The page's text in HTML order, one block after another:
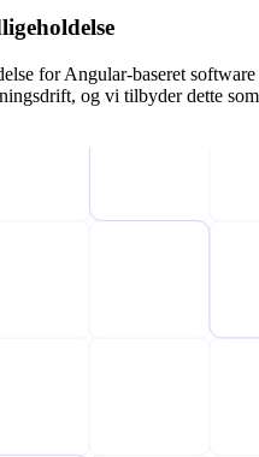
for Angular-baseret software
og vi tilbyder dette som